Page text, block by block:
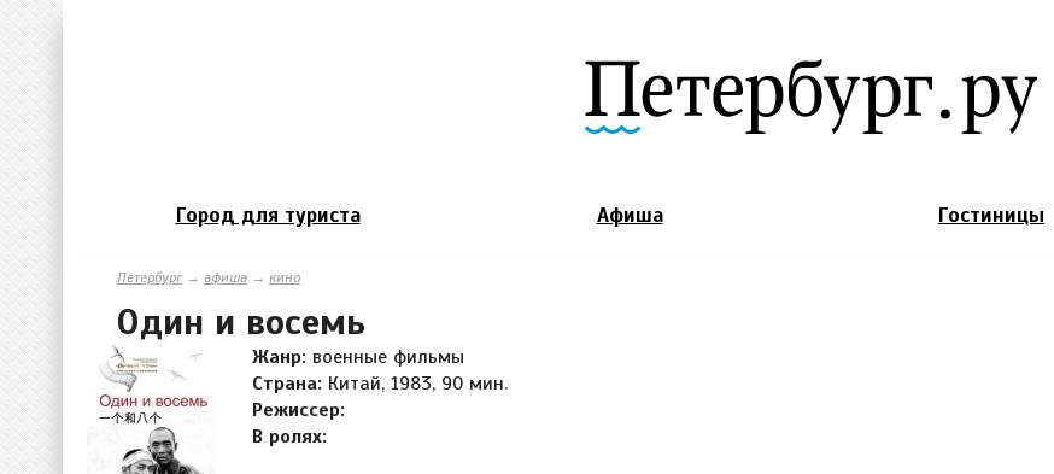
Город для туриста Афиша Гостиницы
Петербург→ афиша → кино
Один и восемь
Жанр: военные фильмы
Страна: Китай, 1983, 90 мин.
Режиссер:
В ролях: